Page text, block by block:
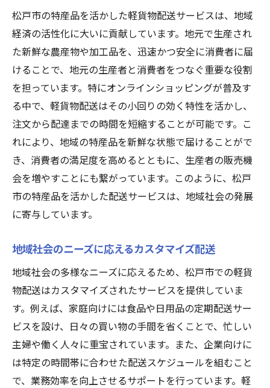
松戸市の特産品を活かした軽貨物配送サービスは、地域
経済の活性化に大いに貢献しています。地元で生産され
た新鮮な農産物や加工品を、迅速かつ安全に消費者に届
けることで、地元の生産者と消費者をつなぐ重要な役割
を担っています。特にオンラインショッピングが普及す
る中で、軽貨物配送はその小回りの効く特性を活かし、
注文から配達までの時間を短縮することが可能です。こ
れにより、地域の特産品を新鮮な状態で届けることがで
き、消費者の満足度を高めるとともに、生産者の販売機
会を増やすことにも繋がっています。このように、松戸
市の特産品を活かした配送サービスは、地域社会の発展
に寄与しています。
地域社会のニーズに応えるカスタマイズ配送
地域社会の多様なニーズに応えるため、松戸市での軽貨
物配送はカスタマイズされたサービスを提供していま
す。例えば、家庭向けには食品や日用品の定期配送サー
ビスを設け、日々の買い物の手間を省くことで、忙しい
主婦や働く人々に重宝されています。また、企業向けに
は特定の時間帯に合わせた配送スケジュールを組むこと
で、業務効率を向上させるサポートを行っています。軽